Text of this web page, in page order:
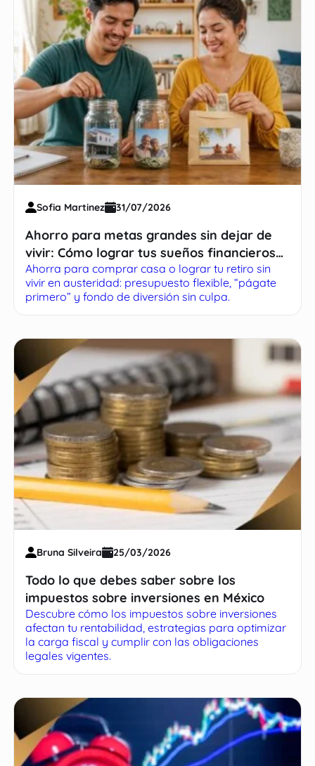
Sofia Martinez 31/07/2026
Ahorro para metas grandes sin dejar de
vivir: Cómo lograr tus sueños financieros
sin sacrificar tu presente
Ahorra para comprar casa o lograr tu retiro sin
vivir en austeridad: presupuesto flexible, “págate
primero” y fondo de diversión sin culpa.
Bruna Silveira 25/03/2026
Todo lo que debes saber sobre los
impuestos sobre inversiones en México
Descubre cómo los impuestos sobre inversiones
afectan tu rentabilidad, estrategias para optimizar
la carga fiscal y cumplir con las obligaciones
legales vigentes.